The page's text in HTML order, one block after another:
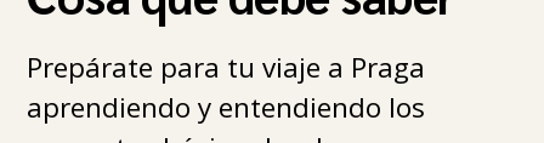
Prepárate para tu viaje a Praga
aprendiendo y entendiendo los